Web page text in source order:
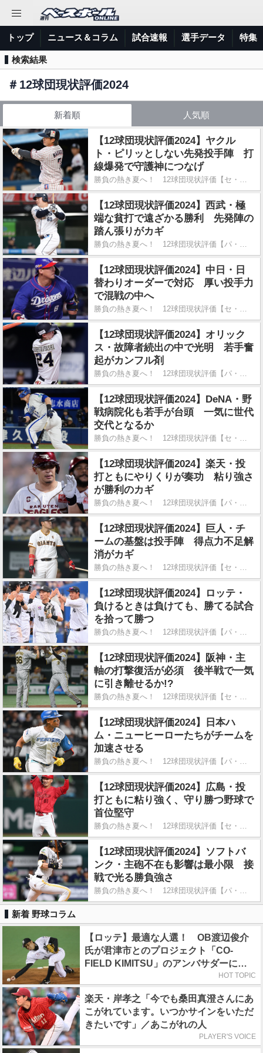
トップ ニュース＆コラム 試合速報 選手データ 特集
検索結果
＃ 12球団現状評価2024
新着順 人気順
【12球団現状評価2024】ヤクル
ト・ピリッとしない先発投手陣 打
線爆発で守護神につなげ
勝負の熱き夏へ！ 12球団現状評価【セ・リーグ編】
【12球団現状評価2024】西武・極
端な貧打で遠ざかる勝利 先発陣の
踏ん張りがカギ
勝負の熱き夏へ！ 12球団現状評価【パ・リーグ編】
【12球団現状評価2024】中日・日
替わりオーダーで対応 厚い投手力
で混戦の中へ
勝負の熱き夏へ！ 12球団現状評価【セ・リーグ編】
【12球団現状評価2024】オリック
ス・故障者続出の中で光明 若手奮
起がカンフル剤
勝負の熱き夏へ！ 12球団現状評価【パ・リーグ編】
【12球団現状評価2024】DeNA・野
戦病院化も若手が台頭 一気に世代
交代となるか
勝負の熱き夏へ！ 12球団現状評価【セ・リーグ編】
【12球団現状評価2024】楽天・投
打ともにやりくりが奏功 粘り強さ
が勝利のカギ
勝負の熱き夏へ！ 12球団現状評価【パ・リーグ編】
【12球団現状評価2024】巨人・チ
ームの基盤は投手陣 得点力不足解
消がカギ
勝負の熱き夏へ！ 12球団現状評価【セ・リーグ編】
【12球団現状評価2024】ロッテ・
負けるときは負けても、勝てる試合
を拾って勝つ
勝負の熱き夏へ！ 12球団現状評価【パ・リーグ編】
【12球団現状評価2024】阪神・主
軸の打撃復活が必須 後半戦で一気
に引き離せるか!?
勝負の熱き夏へ！ 12球団現状評価【セ・リーグ編】
【12球団現状評価2024】日本ハ
ム・ニューヒーローたちがチームを
加速させる
勝負の熱き夏へ！ 12球団現状評価【パ・リーグ編】
【12球団現状評価2024】広島・投
打ともに粘り強く、守り勝つ野球で
首位堅守
勝負の熱き夏へ！ 12球団現状評価【セ・リーグ編】
【12球団現状評価2024】ソフトバ
ンク・主砲不在も影響は最小限 接
戦で光る勝負強さ
勝負の熱き夏へ！ 12球団現状評価【パ・リーグ編】
新着 野球コラム
【ロッテ】最適な人選！ OB渡辺俊介
氏が君津市とのプロジェクト「CO-
FIELD KIMITSU」のアンバサダーに就
HOT TOPIC
楽天・岸孝之「今でも桑田真澄さんにあ
こがれています。いつかサインをいただ
きたいです」／あこがれの人
PLAYER'S VOICE